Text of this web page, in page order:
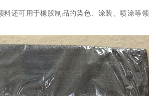
料还可用于橡胶制品的染色、涂装、喷涂等领